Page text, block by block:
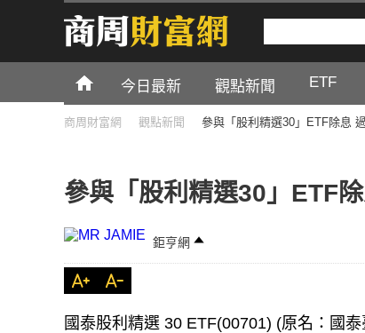
今日最新 觀點新聞 ETF
商周財富網 觀點新聞 參與「股利精選30」ETF除息
參與「股利精選30」ETF
鉅亨網
國泰股利精選 30 ETF(00701) (原名：國